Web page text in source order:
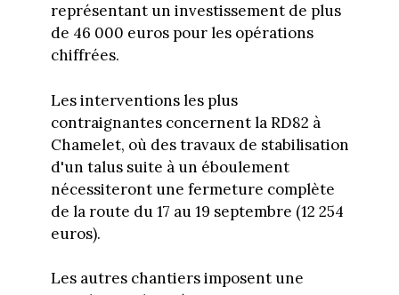
représentant un investissement de plus
de 46 000 euros pour les opérations
chiffrées.
Les interventions les plus
contraignantes concernent la RD82 à
Chamelet, où des travaux de stabilisation
d'un talus suite à un éboulement
nécessiteront une fermeture complète
de la route du 17 au 19 septembre (12 254
euros).
Les autres chantiers imposent une